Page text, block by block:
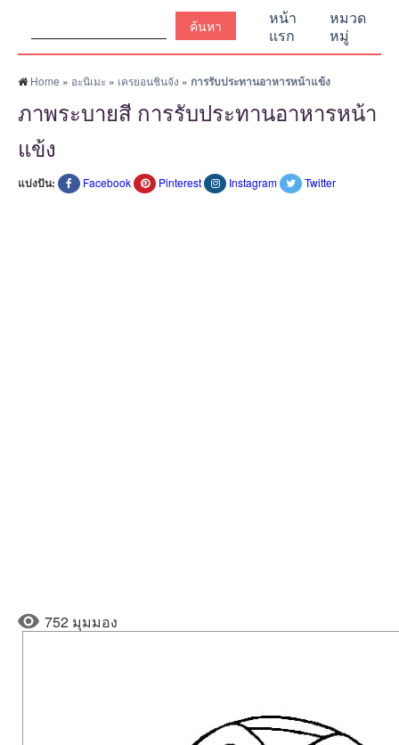
หน้า
แรก
หมวด
หมู่
Home » อะนิเมะ » เครยอนชินจัง » การรับประทานอาหารหน้าแข้ง
ภาพระบายสี การรับประทานอาหารหน้า
แข้ง
แบ่งปัน: Facebook Pinterest Instagram Twitter
752 มุมมอง